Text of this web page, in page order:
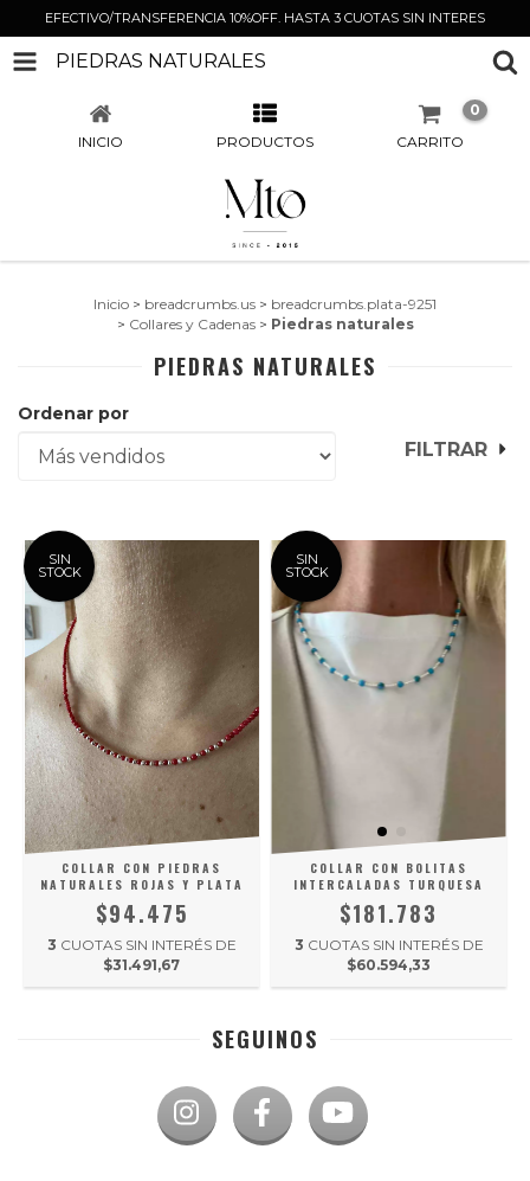
EFECTIVO/TRANSFERENCIA 10%OFF. HASTA 3 CUOTAS SIN INTERES
PIEDRAS NATURALES
INICIO PRODUCTOS CARRITO
0
Inicio > breadcrumbs.us > breadcrumbs.plata-9251
> Collares y Cadenas > Piedras naturales
PIEDRAS NATURALES
Ordenar por
FILTRAR
SIN
STOCK
COLLAR CON PIEDRAS
NATURALES ROJAS Y PLATA
$94.475
3 CUOTAS SIN INTERÉS DE
$31.491,67
SIN
STOCK
COLLAR CON BOLITAS
INTERCALADAS TURQUESA
$181.783
3 CUOTAS SIN INTERÉS DE
$60.594,33
SEGUINOS